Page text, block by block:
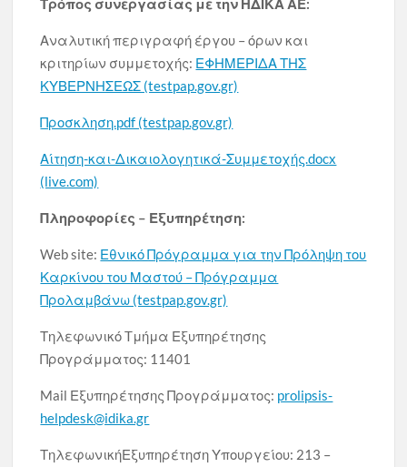
Τρόπος συνεργασίας με την ΗΔΙΚΑ ΑΕ:
Αναλυτική περιγραφή έργου – όρων και
κριτηρίων συμμετοχής: ΕΦΗΜΕΡΙΔΑ ΤΗΣ
ΚΥΒΕΡΝΗΣΕΩΣ (testpap.gov.gr)
Προσκληση.pdf (testpap.gov.gr)
Αίτηση-και-Δικαιολογητικά-Συμμετοχής.docx
(live.com)
Πληροφορίες – Εξυπηρέτηση:
Web site: Εθνικό Πρόγραμμα για την Πρόληψη του
Καρκίνου του Μαστού – Πρόγραμμα
Προλαμβάνω (testpap.gov.gr)
Τηλεφωνικό Tμήμα Εξυπηρέτησης
Προγράμματος: 11401
Mail Εξυπηρέτησης Προγράμματος: prolipsis-
helpdesk@idika.gr
ΤηλεφωνικήΕξυπηρέτηση Υπουργείου: 213 –